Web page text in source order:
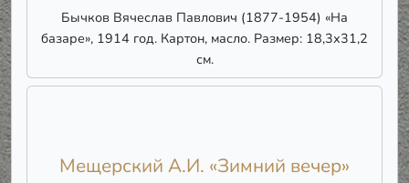
Бычков Вячеслав Павлович (1877-1954) «На
базаре», 1914 год. Картон, масло. Размер: 18,3х31,2
см.
Мещерский А.И. «Зимний вечер»